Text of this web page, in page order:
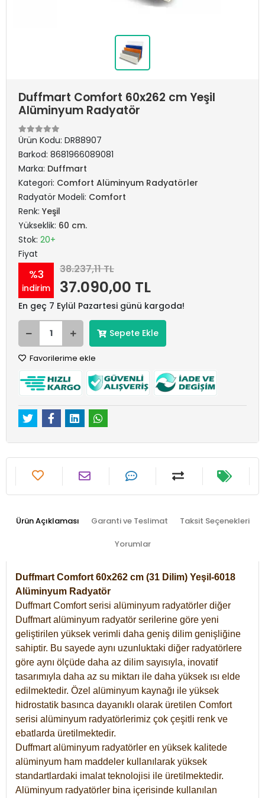
Duffmart Comfort 60x262 cm Yeşil
Alüminyum Radyatör
Ürün Kodu: DR88907
Barkod: 8681966089081
Marka: Duffmart
Kategori: Comfort Alüminyum Radyatörler
Radyatör Modeli: Comfort
Renk: Yeşil
Yükseklik: 60 cm.
Stok: 20+
Fiyat
%3
indirim
38.237,11 TL
37.090,00 TL
En geç 7 Eylül Pazartesi günü kargoda!
Sepete Ekle
Favorilerime ekle
Ürün Açıklaması Garanti ve Teslimat Taksit Seçenekleri
Yorumlar
Duffmart Comfort 60x262 cm (31 Dilim) Yeşil-6018
Alüminyum Radyatör
Duffmart Comfort serisi alüminyum radyatörler diğer
Duffmart alüminyum radyatör serilerine göre yeni
geliştirilen yüksek verimli daha geniş dilim genişliğine
sahiptir. Bu sayede aynı uzunluktaki diğer radyatörlere
göre aynı ölçüde daha az dilim sayısıyla, inovatif
tasarımıyla daha az su miktarı ile daha yüksek ısı elde
edilmektedir. Özel alüminyum kaynağı ile yüksek
hidrostatik basınca dayanıklı olarak üretilen Comfort
serisi alüminyum radyatörlerimiz çok çeşitli renk ve
ebatlarda üretilmektedir.
Duffmart alüminyum radyatörler en yüksek kalitede
alüminyum ham maddeler kullanılarak yüksek
standartlardaki imalat teknolojisi ile üretilmektedir.
Alüminyum radyatörler bina içerisinde kullanılan